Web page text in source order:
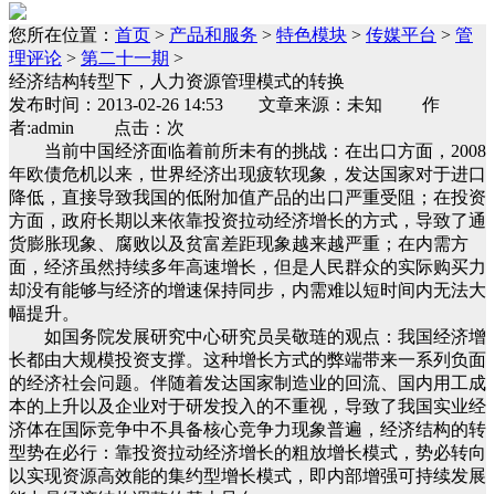
您所在位置： 首页 > 产品和服务 > 特色模块 > 传媒平台 > 管
理评论 > 第二十一期 >
经济结构转型下，人力资源管理模式的转换
发布时间：2013-02-26 14:53 文章来源：未知 作
者:admin 点击：次
当前中国经济面临着前所未有的挑战：在出口方面，2008
年欧债危机以来，世界经济出现疲软现象，发达国家对于进口
降低，直接导致我国的低附加值产品的出口严重受阻；在投资
方面，政府长期以来依靠投资拉动经济增长的方式，导致了通
货膨胀现象、腐败以及贫富差距现象越来越严重；在内需方
面，经济虽然持续多年高速增长，但是人民群众的实际购买力
却没有能够与经济的增速保持同步，内需难以短时间内无法大
幅提升。
如国务院发展研究中心研究员吴敬琏的观点：我国经济增
长都由大规模投资支撑。这种增长方式的弊端带来一系列负面
的经济社会问题。伴随着发达国家制造业的回流、国内用工成
本的上升以及企业对于研发投入的不重视，导致了我国实业经
济体在国际竞争中不具备核心竞争力现象普遍，经济结构的转
型势在必行：靠投资拉动经济增长的粗放增长模式，势必转向
以实现资源高效能的集约型增长模式，即内部增强可持续发展